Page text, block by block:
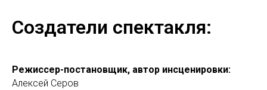
Создатели спектакля:
Режиссер-постановщик, автор инсценировки:
Алексей Серов